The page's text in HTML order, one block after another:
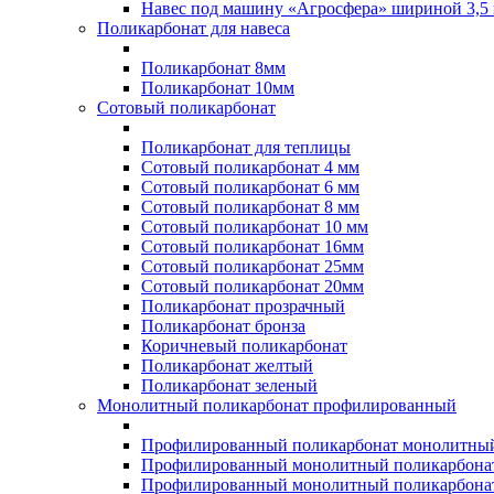
Навес под машину «Агросфера» шириной 3,5
Поликарбонат для навеса
Поликарбонат 8мм
Поликарбонат 10мм
Сотовый поликарбонат
Поликарбонат для теплицы
Сотовый поликарбонат 4 мм
Сотовый поликарбонат 6 мм
Сотовый поликарбонат 8 мм
Сотовый поликарбонат 10 мм
Сотовый поликарбонат 16мм
Сотовый поликарбонат 25мм
Сотовый поликарбонат 20мм
Поликарбонат прозрачный
Поликарбонат бронза
Коричневый поликарбонат
Поликарбонат желтый
Поликарбонат зеленый
Монолитный поликарбонат профилированный
Профилированный поликарбонат
Профилированный монолитный
Профилированный монолитный